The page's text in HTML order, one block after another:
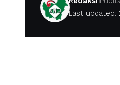
Last updated: